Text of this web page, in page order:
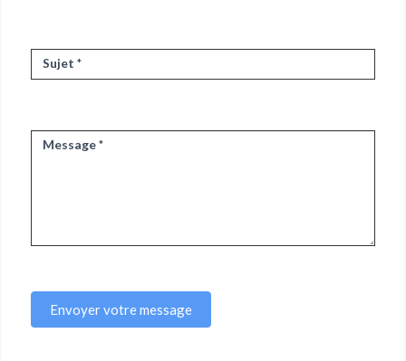
Sujet *
Message*
Envoyer votre message